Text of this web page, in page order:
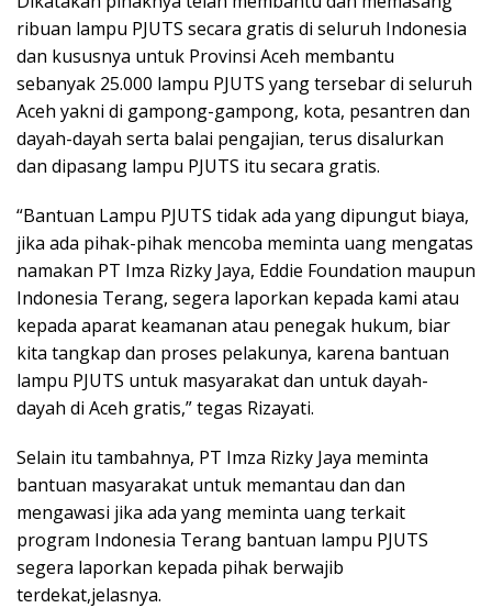
ribuan lampu PJUTS secara gratis di seluruh Indonesia
dan kususnya untuk Provinsi Aceh membantu
sebanyak 25.000 lampu PJUTS yang tersebar di seluruh
Aceh yakni di gampong-gampong, kota, pesantren dan
dayah-dayah serta balai pengajian, terus disalurkan
dan dipasang lampu PJUTS itu secara gratis.
“Bantuan Lampu PJUTS tidak ada yang dipungut biaya,
jika ada pihak-pihak mencoba meminta uang mengatas
namakan PT Imza Rizky Jaya, Eddie Foundation maupun
Indonesia Terang, segera laporkan kepada kami atau
kepada aparat keamanan atau penegak hukum, biar
kita tangkap dan proses pelakunya, karena bantuan
lampu PJUTS untuk masyarakat dan untuk dayah-
dayah di Aceh gratis,” tegas Rizayati.
Selain itu tambahnya, PT Imza Rizky Jaya meminta
bantuan masyarakat untuk memantau dan dan
mengawasi jika ada yang meminta uang terkait
program Indonesia Terang bantuan lampu PJUTS
segera laporkan kepada pihak berwajib
terdekat,jelasnya.